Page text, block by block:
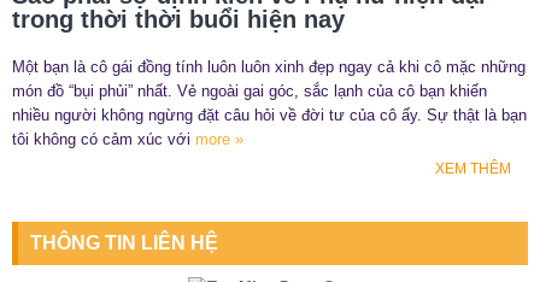
trong thời thời buổi hiện nay
Một bạn là cô gái đồng tính luôn luôn xinh đẹp ngay cả khi cô mặc những
món đồ “bụi phủi” nhất. Vẻ ngoài gai góc, sắc lạnh của cô bạn khiến
nhiều người không ngừng đặt câu hỏi về đời tư của cô ấy. Sự thật là bạn
tôi không có cảm xúc với more »
XEM THÊM
THÔNG TIN LIÊN HỆ